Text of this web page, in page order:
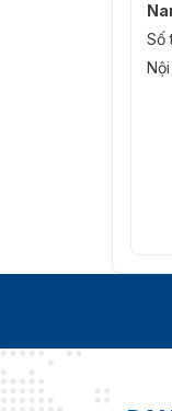
Số